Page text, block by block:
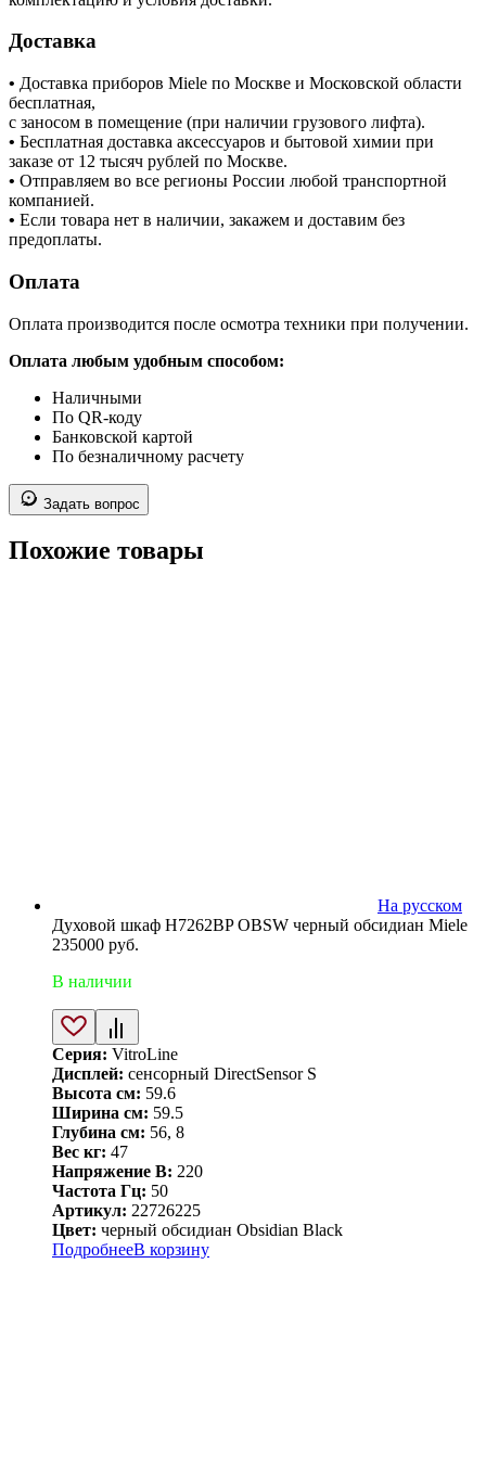
Доставка
• Доставка приборов Miele по Москве и Московской области
бесплатная,
с заносом в помещение (при наличии грузового лифта).
• Бесплатная доставка аксессуаров и бытовой химии при
заказе от 12 тысяч рублей по Москве.
• Отправляем во все регионы России любой транспортной
компанией.
• Если товара нет в наличии, закажем и доставим без
предоплаты.
Оплата
Оплата производится после осмотра техники при получении.
Оплата любым удобным способом:
Наличными
По QR-коду
Банковской картой
По безналичному расчету
Задать вопрос
Похожие товары
На русском
Духовой шкаф H7262BP OBSW черный обсидиан Miele
235000 руб.
В наличии
Серия: VitroLine
Дисплей: сенсорный DirectSensor S
Высота см: 59.6
Ширина см: 59.5
Глубина см: 56, 8
Вес кг: 47
Напряжение В: 220
Частота Гц: 50
Артикул: 22726225
Цвет: черный обсидиан Obsidian Black
ПодробнееВ корзину